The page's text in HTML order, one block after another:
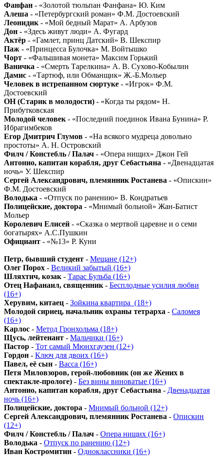
Фанфан - «Золотой тюльпан Фанфана» Ю. Ким
Алеша - «Петербургский роман» Ф.М. Достоевский
Леонидик - «Мой бедный Марат» А. Арбузов
Дон - «Здесь живут люди» А. Фугард
Актёр - «Гамлет, принц Датский» В. Шекспир
Паж - «Принцесса Булочка» М. Войтышко
Чорт - «Фальшивая монета» Максим Горький
Ваничка - «Смерть Тарелкина» А. В. Сухово-Кобылин
Дамис - «Тартюф, или Обманщик» Ж.-Б.Мольер
Человек в истрепанном сюртуке - «Игрок» Ф.М.
Достоевский
ОН (Старик в молодости) - «Когда ты рядом» Н.
Прибутковская
Молодой человек - «Последний поединок Ивана Бунина» Р.
Ибрагимбеков
Егор Дмитрич Глумов - «На всякого мудреца довольно
простоты» А. Н. Островский
Филч / Констебль / Палач - «Опера нищих» Джон Гей
Антонио, капитан корабля, друг Себастьяна - «Двенадцатая
ночь» У. Шекспир
Сергей Александрович, племянник Ростанева - «Опискин»
Ф.М. Достоевский
Володька - «Отпуск по ранению» В. Кондратьев
Полицейские, доктора - «Мнимый больной» Жан-Батист
Мольер
Королевич Елисей - «Сказка о мертвой царевне и о семи
богатырях» А.С.Пушкин
Официант - «№13» Р. Куни
Петр, бывший студент - Мещане (12+)
Олег Порох - Великий забытый (16+)
Шляхтич, козак - Тарас Бульба (16+)
Отец Нафанаил, священник - Бесплодные усилия любви
(16+)
Херувим, китаец - Зойкина квартира_(18+)
Молодой сириец, начальник охраны тетрарха - Саломея
(16+)
Карлос - Метод Гронхольма (18+)
Щусь, лейтенант - Мальчики (16+)
Пастор - Тот самый Мюнхгаузен (12+)
Гордон - Ключ для двоих (16+)
Павел, её сын - Васса (16+)
Петя Миловзоров, герой-любовник (он же Жених в
спектакле-прологе) - Без вины виноватые (16+)
Антонио, капитан корабля, друг Себастьяна - Двенадцатая
ночь (16+)
Полицейские, доктора - Мнимый больной (12+)
Сергей Александрович, племянник Ростанева - Опискин
(12+)
Филч / Констебль / Палач - Опера нищих (16+)
Володька - Отпуск по ранению (12+)
Иван Костромитин - Одноклассники (16+)